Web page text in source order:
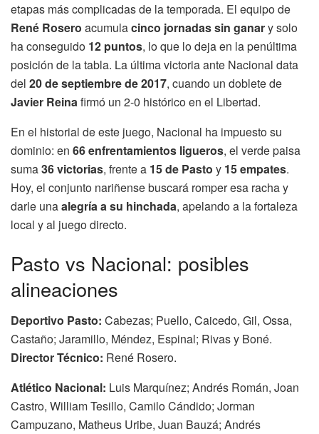
etapas más complicadas de la temporada. El equipo de
René Rosero acumulacinco jornadas sin ganary solo
ha conseguido 12 puntos, lo que lo deja en la penúltima
posición de la tabla. La última victoria ante Nacional data
del 20 de septiembre de 2017, cuando un doblete de
Javier Reinafirmó un 2-0 histórico en el Libertad.
En el historial de este juego, Nacional ha impuesto su
dominio: en 66 enfrentamientos ligueros, el verde paisa
suma36 victorias, frente a 15 de Pasto y 15 empates.
Hoy, el conjunto nariñense buscará romper esa racha y
darle unaalegría a su hinchada, apelando a la fortaleza
local y al juego directo.
Pasto vs Nacional: posibles
alineaciones
Deportivo Pasto: Cabezas; Puello, Caicedo, Gil, Ossa,
Castaño; Jaramillo, Méndez, Espinal; Rivas y Boné.
Director Técnico: René Rosero.
Atlético Nacional: Luis Marquínez; Andrés Román, Joan
Castro, William Tesillo, Camilo Cándido; Jorman
Campuzano, Matheus Uribe, Juan Bauzá; Andrés